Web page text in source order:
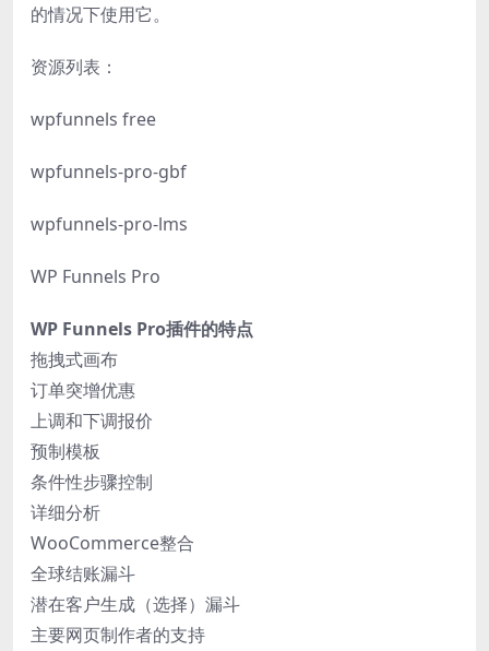
的情况下使用它。
资源列表：
wpfunnels free
wpfunnels-pro-gbf
wpfunnels-pro-lms
WP Funnels Pro
WP Funnels Pro插件的特点
拖拽式画布
订单突增优惠
上调和下调报价
预制模板
条件性步骤控制
详细分析
WooCommerce整合
全球结账漏斗
潜在客户生成（选择）漏斗
主要网页制作者的支持